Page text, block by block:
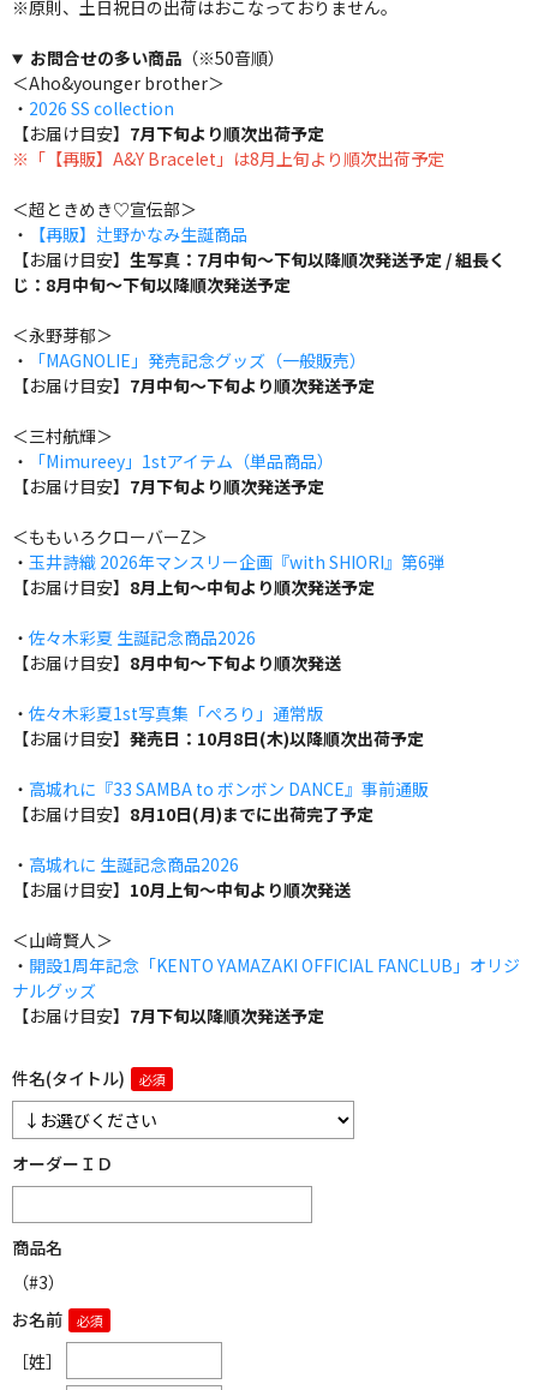
※原則、土日祝日の出荷はおこなっておりません。
お問合せの多い商品（※50音順）
＜Aho&younger brother＞
・ 2026 SS collection
【お届け目安】 7月下旬より順次出荷予定
※「【再販】A&Y Bracelet」は8月上旬より順次出荷予定
＜超ときめき♡宣伝部＞
・
【再販】辻野かなみ生誕商品
【お届け目安】 生写真：7月中旬～下旬以降順次発送予定 / 組長く
じ：8月中旬～下旬以降順次発送予定
＜永野芽郁＞
・
「MAGNOLIE」発売記念グッズ（一般販売）
【お届け目安】 7月中旬～下旬より順次発送予定
＜三村航輝＞
・
「Mimureey」1stアイテム（単品商品）
【お届け目安】 7月下旬より順次発送予定
＜ももいろクローバーZ＞
・ 玉井詩織 2026年マンスリー企画『with SHIORI』第6弾
【お届け目安】 8月上旬～中旬より順次発送予定
・ 佐々木彩夏 生誕記念商品2026
【お届け目安】 8月中旬～下旬より順次発送
・ 佐々木彩夏1st写真集「ぺろり」通常版
【お届け目安】 発売日：10月8日(木)以降順次出荷予定
・ 高城れに『33 SAMBA to ボンボン DANCE』事前通販
【お届け目安】 8月10日(月)までに出荷完了予定
・ 高城れに 生誕記念商品2026
【お届け目安】 10月上旬～中旬より順次発送
＜山﨑賢人＞
・ 開設1周年記念「KENTO YAMAZAKI OFFICIAL FANCLUB」オリジ
ナルグッズ
【お届け目安】 7月下旬以降順次発送予定
件名(タイトル)
オーダーＩＤ
商品名
（#3）
お名前
［姓］